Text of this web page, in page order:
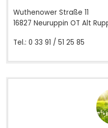
Wuthenower Straße 11
16827 Neuruppin OT Alt
Tel.: 0 33 91 / 51 25 85